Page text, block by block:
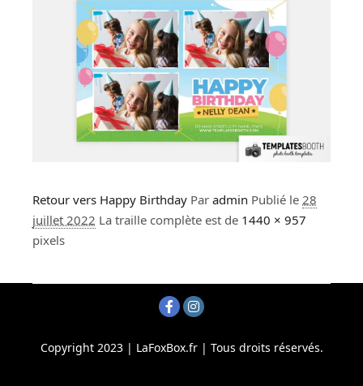
Retour vers Happy Birthday Par admin Publié le 28
juillet 2022 La traille complète est de 1440 × 957
pixels
Copyright 2023 | LaFoxBox.fr | Tous droits réservés.